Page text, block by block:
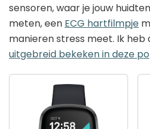
sensoren, waar je jouw
meten, een ECG hartfilmpje
manieren stress meet. Ik heb
uitgebreid bekeken in deze